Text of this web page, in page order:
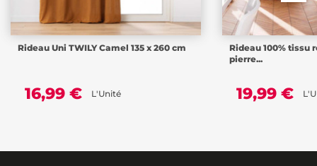
Rideau Uni TWILY Camel 135 x 260 cm
16,99 € L'Unité
Rideau 100% tissu
pierre...
19,99 €